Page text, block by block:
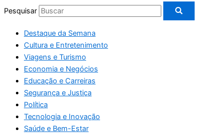
Pesquisar
Destaque da Semana
Cultura e Entretenimento
Viagens e Turismo
Economia e Negócios
Educação e Carreiras
Segurança e Justiça
Política
Tecnologia e Inovação
Saúde e Bem-Estar